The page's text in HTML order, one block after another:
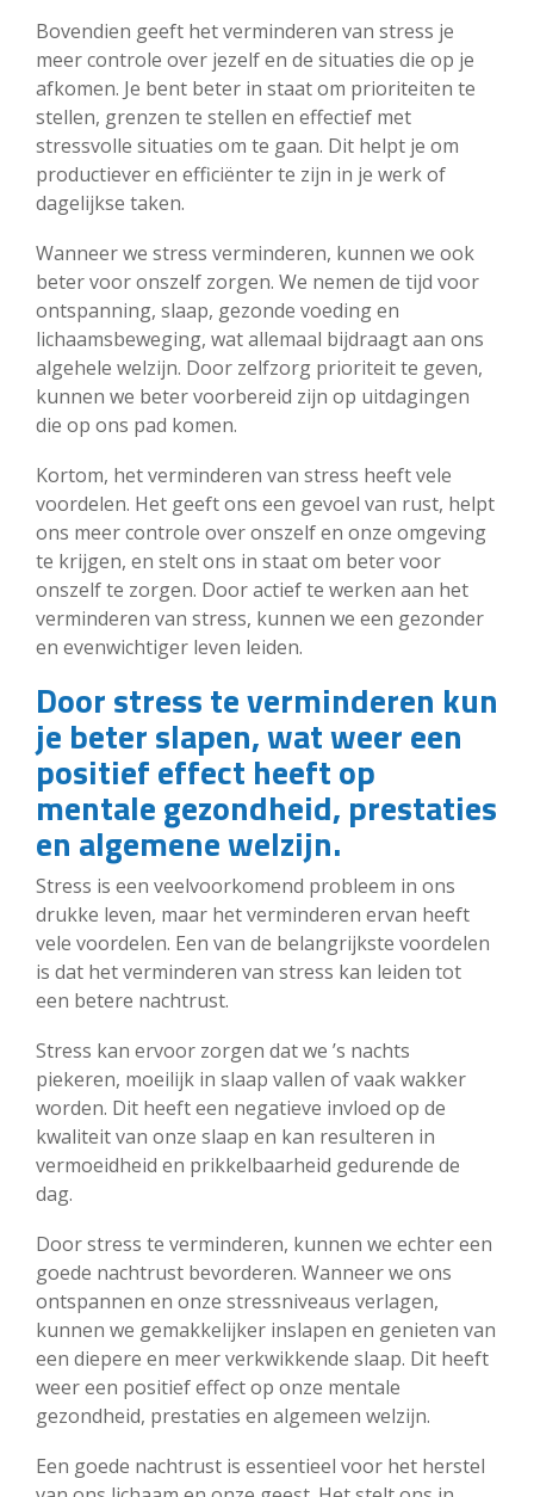
Bovendien geeft het verminderen van stress je
meer controle over jezelf en de situaties die op je
afkomen. Je bent beter in staat om prioriteiten te
stellen, grenzen te stellen en effectief met
stressvolle situaties om te gaan. Dit helpt je om
productiever en efficiënter te zijn in je werk of
dagelijkse taken.
Wanneer we stress verminderen, kunnen we ook
beter voor onszelf zorgen. We nemen de tijd voor
ontspanning, slaap, gezonde voeding en
lichaamsbeweging, wat allemaal bijdraagt aan ons
algehele welzijn. Door zelfzorg prioriteit te geven,
kunnen we beter voorbereid zijn op uitdagingen
die op ons pad komen.
Kortom, het verminderen van stress heeft vele
voordelen. Het geeft ons een gevoel van rust, helpt
ons meer controle over onszelf en onze omgeving
te krijgen, en stelt ons in staat om beter voor
onszelf te zorgen. Door actief te werken aan het
verminderen van stress, kunnen we een gezonder
en evenwichtiger leven leiden.
Door stress te verminderen kun
je beter slapen, wat weer een
positief effect heeft op
mentale gezondheid, prestaties
en algemene welzijn.
Stress is een veelvoorkomend probleem in ons
drukke leven, maar het verminderen ervan heeft
vele voordelen. Een van de belangrijkste voordelen
is dat het verminderen van stress kan leiden tot
een betere nachtrust.
Stress kan ervoor zorgen dat we ’s nachts
piekeren, moeilijk in slaap vallen of vaak wakker
worden. Dit heeft een negatieve invloed op de
kwaliteit van onze slaap en kan resulteren in
vermoeidheid en prikkelbaarheid gedurende de
dag.
Door stress te verminderen, kunnen we echter een
goede nachtrust bevorderen. Wanneer we ons
ontspannen en onze stressniveaus verlagen,
kunnen we gemakkelijker inslapen en genieten van
een diepere en meer verkwikkende slaap. Dit heeft
weer een positief effect op onze mentale
gezondheid, prestaties en algemeen welzijn.
Een goede nachtrust is essentieel voor het herstel